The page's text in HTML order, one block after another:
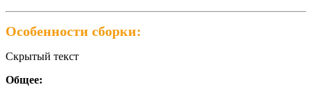
Особенности сборки:
Скрытый текст
Общее: